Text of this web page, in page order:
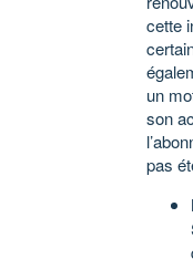
cette
un
son
pas